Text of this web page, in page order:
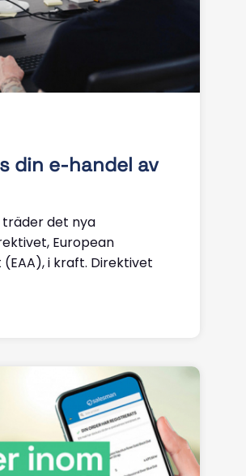
din e-handel av
träder det nya
European
i kraft. Direktivet